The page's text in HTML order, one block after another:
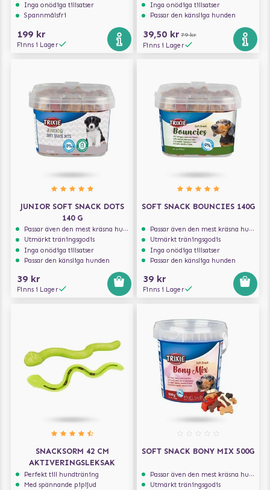
Inga onödiga tillsatser
Spannmålsfri
199 kr
Finns i Lager
Inga onödiga tillsatser
Passar den känsliga hunden
39,50 kr 79 kr
Finns i Lager
JUNIOR SOFT SNACK DOTS
140 G
Passar även den mest kräsna hunden
Utmärkt träningsgodis
Inga onödiga tillsatser
Passar den känsliga hunden
39 kr
Finns i Lager
SOFT SNACK BOUNCIES 140G
Passar även den mest kräsna hunden
Utmärkt träningsgodis
Inga onödiga tillsatser
Passar den känsliga hunden
39 kr
Finns i Lager
SNACKSORM 42 CM
AKTIVERINGSLEKSAK
Perfekt till hundträning
Med spännande pipljud
SOFT SNACK BONY MIX 500G
Passar även den mest kräsna hunden
Utmärkt träningsgodis